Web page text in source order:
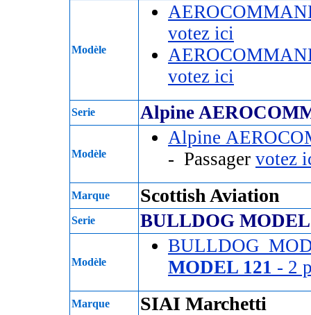
Modèle
votez ici
votez ici
Serie Alpine
Modèle
Alpine
- Passager votez
Marque Scottish Aviation
Serie BULLDOG MODEL
Modèle
BULLDOG
MODEL 121 - 2
Marque SIAI Marchetti